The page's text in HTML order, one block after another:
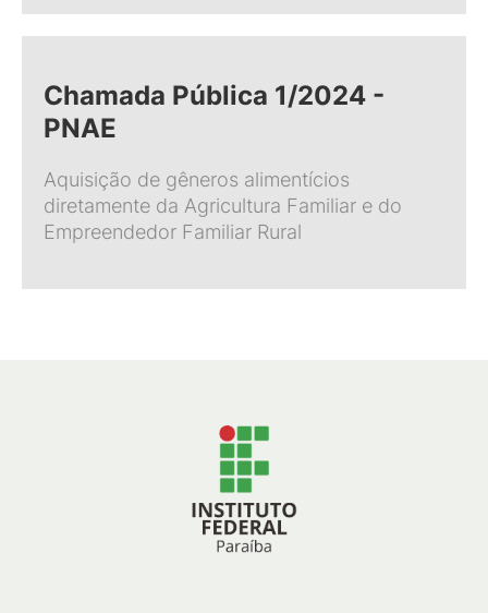
Chamada Pública 1/2024 -
PNAE
Aquisição de gêneros alimentícios
diretamente da Agricultura Familiar e do
Empreendedor Familiar Rural